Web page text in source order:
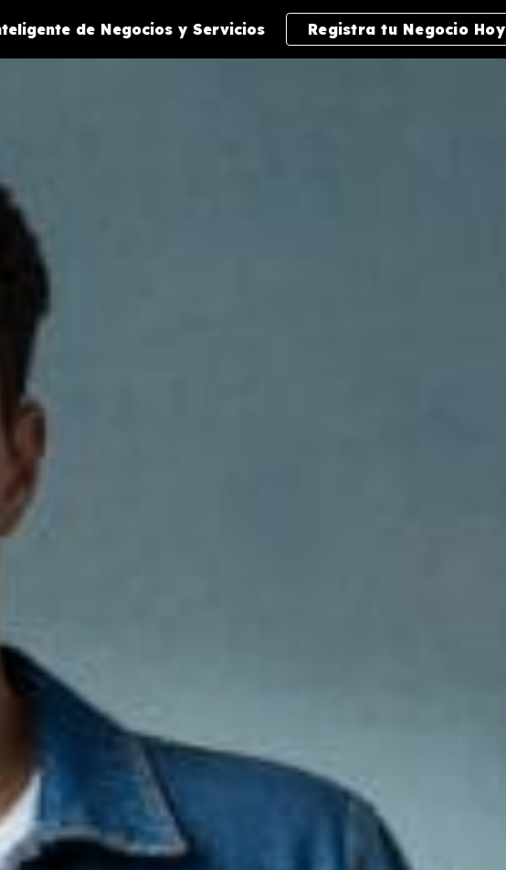
Skip to navigation
de Negocios y Servicios Registra tu Negocio Hoy